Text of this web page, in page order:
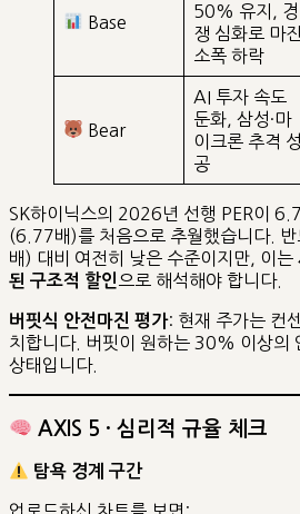
Base
50% 유지, 경
쟁 심화로 마진
소폭 하락
Bear
AI 투자 속도
둔화, 삼성·마
이크론 추격 성
공
SK하이닉스의 2026년 선행 PER이
(6.77배)를 처음으로 추월했습니다.
배) 대비 여전히 낮은 수준이지만, 이는
된 구조적 할인 으로 해석해야 합니다.
버핏식 안전마진 평가: 현재 주가는 컨
치합니다. 버핏이 원하는 30% 이상의
상태입니다.
AXIS 5 · 심리적 규율 체크
탐욕 경계 구간